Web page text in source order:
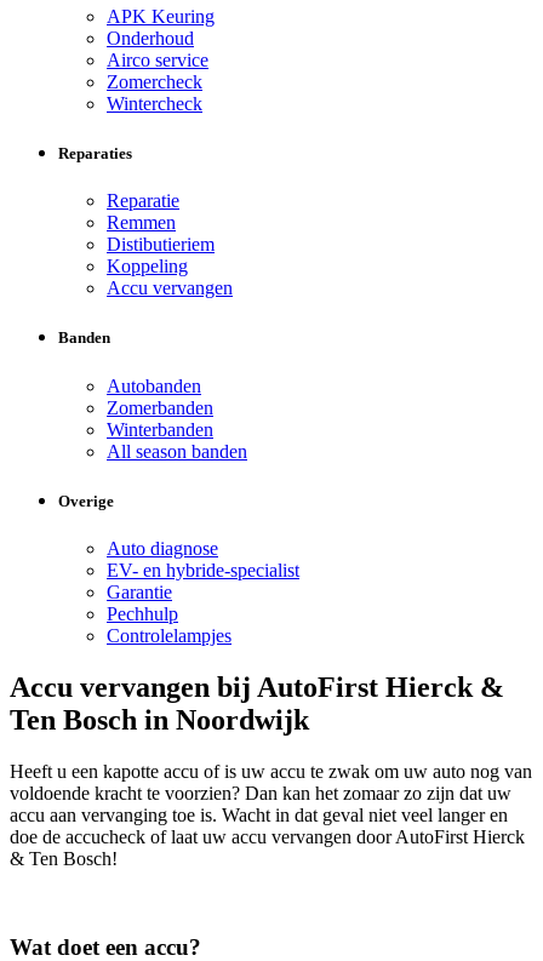
APK Keuring
Onderhoud
Airco service
Zomercheck
Wintercheck
Reparaties
Reparatie
Remmen
Distibutieriem
Koppeling
Accu vervangen
Banden
Autobanden
Zomerbanden
Winterbanden
All season banden
Overige
Auto diagnose
EV- en hybride-specialist
Garantie
Pechhulp
Controlelampjes
Accu vervangen bij AutoFirst Hierck &
Ten Bosch in Noordwijk
Heeft u een kapotte accu of is uw accu te zwak om uw auto nog van
voldoende kracht te voorzien? Dan kan het zomaar zo zijn dat uw
accu aan vervanging toe is. Wacht in dat geval niet veel langer en
doe de accucheck of laat uw accu vervangen door AutoFirst Hierck
& Ten Bosch!
Wat doet een accu?